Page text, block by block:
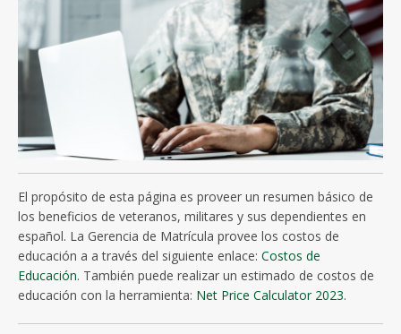
El propósito de esta página es proveer un resumen básico de
los beneficios de veteranos, militares y sus dependientes en
español. La Gerencia de Matrícula provee los costos de
educación a a través del siguiente enlace: Costos de
Educación. También puede realizar un estimado de costos de
educación con la herramienta: Net Price Calculator 2023.